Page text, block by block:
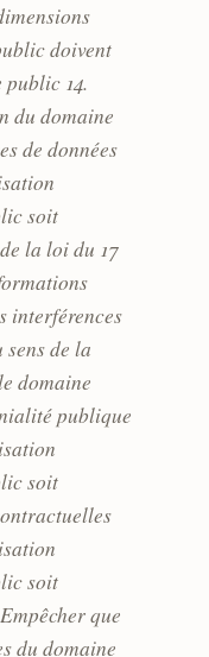
doivent
public 14.
du domaine
de données
soit
la loi du 17
interférences
de la
domaine
publique
soit
soit
que
du domaine